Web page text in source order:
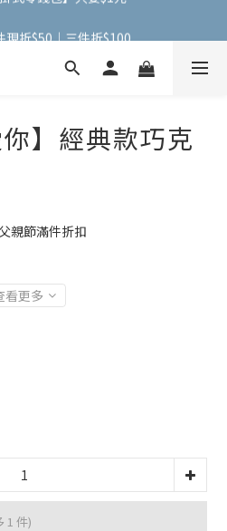
你】經典款巧克
親節滿件折扣
看更多
1 件)